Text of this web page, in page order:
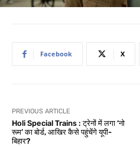
Facebook X
PREVIOUS ARTICLE
Holi Special Trains : ट्रेनों में लगा ‘नो
रूम’ का बोर्ड, आखिर कैसे पहुंचेंगे यूपी-
बिहार?